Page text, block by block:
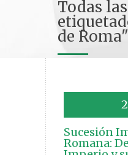
Todas
de Roma"
Sucesión
Romana: